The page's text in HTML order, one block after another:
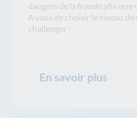
dangers de la fraude afin que
A vous de choisir le niveau
challenger !
En savoir plus